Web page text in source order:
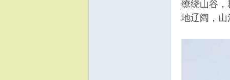
缭绕山谷
地辽阔，山